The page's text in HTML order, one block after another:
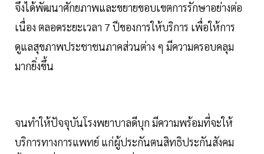
จึงได้พัฒนาศักยภาพและขยายขอบเขตการรักษาอย่างต่อ
เนื่อง ตลอดระยะเวลา 7 ปีของการให้บริการ เพื่อให้การ
ดูแลสุขภาพประชาชนภาคส่วนต่าง ๆ มีความครอบคลุม
มากยิ่งขึ้น
จนทำให้ปัจจุบันโรงพยาบาลดีบุก มีความพร้อมที่จะให้
บริการทางการแพทย์ แก่ผู้ประกันตนสิทธิประกันสังคม